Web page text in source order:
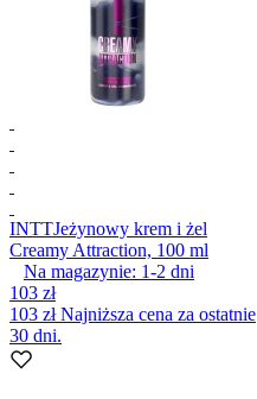
INTTJeżynowy krem i żel
Creamy Attraction, 100 ml
Na magazynie: 1-2 dni
103 zł
103 złNajniższa cena za ostatnie
30 dni.